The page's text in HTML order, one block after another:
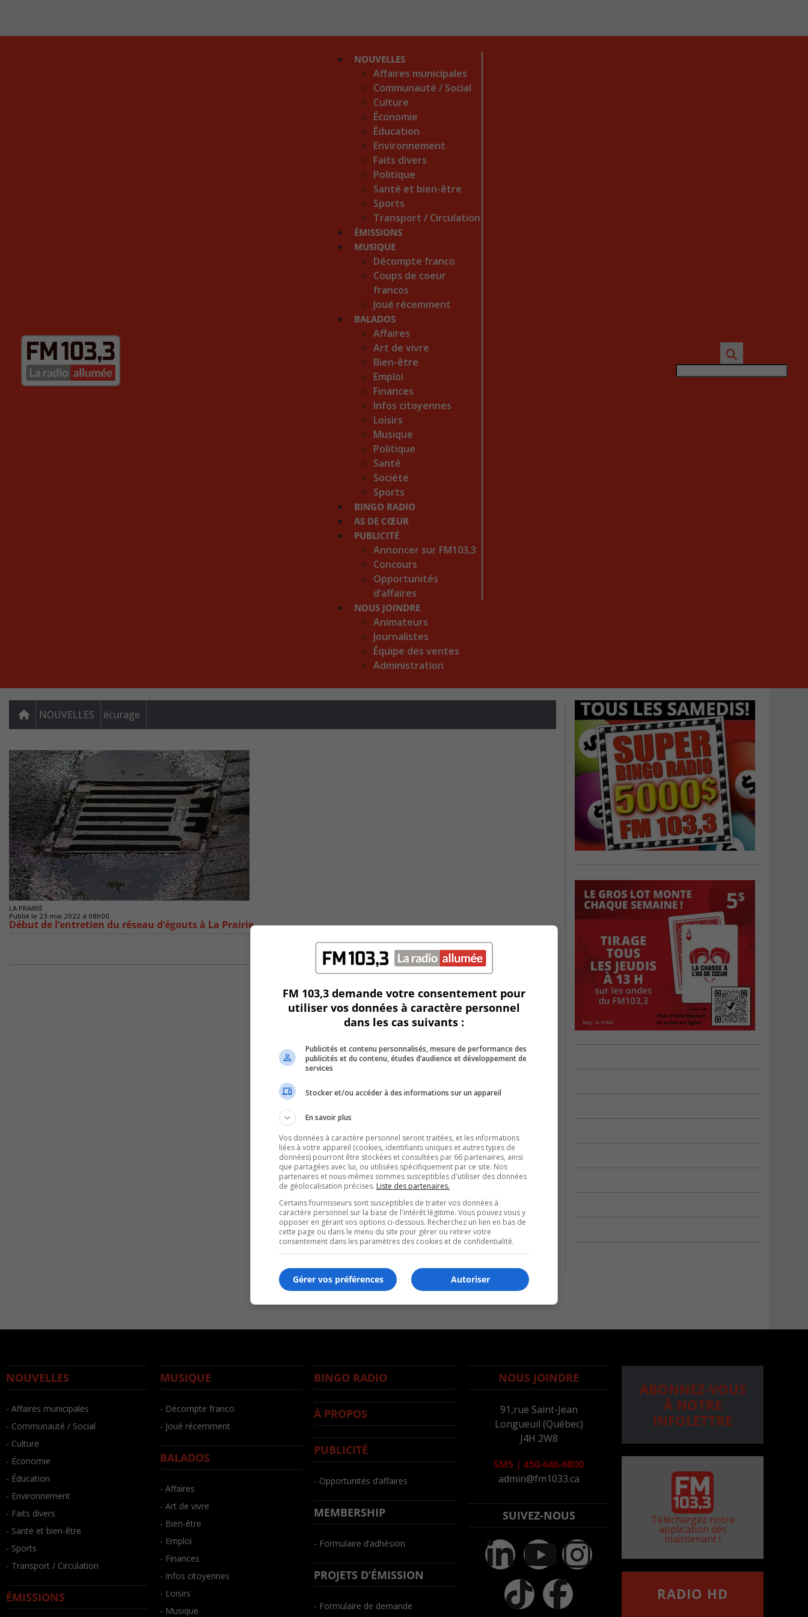
NOUVELLES
Affaires municipales
Communauté / Social
Culture
Économie
Éducation
Environnement
Faits divers
Politique
Santé et bien-être
Sports
Transport / Circulation
ÉMISSIONS
MUSIQUE
Décompte franco
Coups de coeur
francos
Joué récemment
BALADOS
Affaires
Art de vivre
Bien-être
Emploi
Finances
Infos citoyennes
Loisirs
Musique
Politique
Santé
Société
Sports
BINGO RADIO
AS DE CŒUR
PUBLICITÉ
Annoncer sur FM103,3
Concours
Opportunités
d’affaires
NOUS JOINDRE
Animateurs
Journalistes
Équipe des ventes
Administration
NOUVELLES écurage
LA PRAIRIE
Publié le 23 mai 2022 à 08h00
Début de l’entretien du réseau d’égouts à La Prairie
NOUVELLES
- Affaires municipales
- Communauté / Social
- Culture
- Économie
- Éducation
- Environnement
- Faits divers
- Santé et bien-être
- Sports
- Transport / Circulation
ÉMISSIONS
MUSIQUE
- Décompte franco
- Joué récemment
BALADOS
- Affaires
- Art de vivre
- Bien-être
- Emploi
- Finances
- Infos citoyennes
- Loisirs
- Musique
BINGO RADIO
À PROPOS
PUBLICITÉ
- Opportunités d’affaires
MEMBERSHIP
- Formulaire d’adhésion
PROJETS D’ÉMISSION
- Formulaire de demande
NOUS JOINDRE
91,rue Saint-Jean
Longueuil (Québec)
J4H 2W8
SMS | 450-646-6800
admin@fm1033.ca
SUIVEZ-NOUS
ABONNEZ-VOUS
À NOTRE
INFOLETTRE
Téléchargez notre
application dès
maintenant !
RADIO HD
FM 103,3 demande votre consentement pour
utiliser vos données à caractère personnel
dans les cas suivants :
Publicités et contenu personnalisés, mesure de performance des
publicités et du contenu, études d’audience et développement de
services
Stocker et/ou accéder à des informations sur un appareil
En savoir plus
Vos données à caractère personnel seront traitées, et les informations
liées à votre appareil (cookies, identifiants uniques et autres types de
données) pourront être stockées et consultées par 66 partenaires, ainsi
que partagées avec lui, ou utilisées spécifiquement par ce site. Nos
partenaires et nous-mêmes sommes susceptibles d'utiliser des données
de géolocalisation précises. Liste des partenaires.
Certains fournisseurs sont susceptibles de traiter vos données à
caractère personnel sur la base de l'intérêt légitime. Vous pouvez vous y
opposer en gérant vos options ci-dessous. Recherchez un lien en bas de
cette page ou dans le menu du site pour gérer ou retirer votre
consentement dans les paramètres des cookies et de confidentialité.
Autoriser
Gérer vos préférences